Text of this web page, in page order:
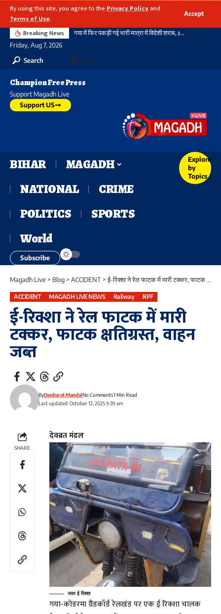
By using this site, you agree to thePrivacy Policyand
Terms of Use.
Accept
Breaking News गया में फिर पकड़ी गई भारी मात्रा में विदेशी शराब, 3720 बोतल शराब के साथ दो तस्कर गिरफ्तार, नहीं थम रहा सिलसिला
Friday, Aug 7, 2026
Search
Login
Champion Free Press
Support Magadh Live
Support US
BIHAR
MAGADH
NATIONAL
CRIME
POLITICS
SPORTS
World
Explore
by
Topics
Subscribe
Magadh Live > Blog > ACCIDENT >ई-रिक्शा ने रेल फाटक में मारी टक्कर, फाटक क्षतिग्रस्त, वाहन जब्त
ACCIDENT MAGADH LIVE NEWS Railway RPF
ई-रिक्शा ने रेल फाटक में मारी
टक्कर, फाटक क्षतिग्रस्त, वाहन
जब्त
Last updated: October 12, 2025 9:39 am
ByDeobarat MandalNo Comments1 Min Read
SHARE
देवब्रत मंडल
जब्त ई रिक्शा
गया-कोडरमा ग्रैंडकॉर्ड रेलखंड पर एक ई रिक्शा चालक